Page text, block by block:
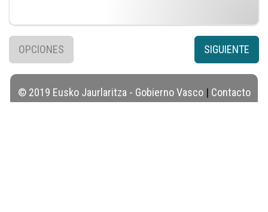
OPCIONES SIGUIENTE
© 2019 Eusko Jaurlaritza - Gobierno Vasco | Contacto